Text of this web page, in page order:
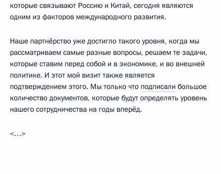
которые связывают Россию и Китай, сегодня являются
одним из факторов международного развития.
Наше партнёрство уже достигло такого уровня, когда мы
рассматриваем самые разные вопросы, решаем те задачи,
которые ставим перед собой и в экономике, и во внешней
политике. И этот мой визит также является
подтверждением этого. Мы только что подписали большое
количество документов, которые будут определять уровень
нашего сотрудничества на годы вперёд.
<…>